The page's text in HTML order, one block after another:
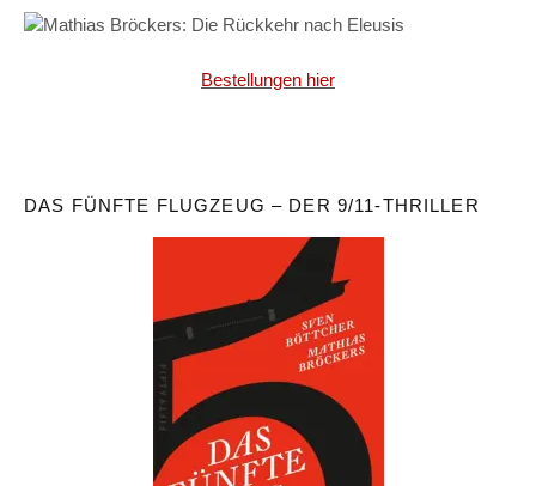
Bestellungen hier
DAS FÜNFTE FLUGZEUG – DER 9/11-THRILLER